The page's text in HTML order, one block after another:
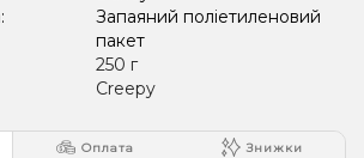
Запаяний поліетиленовий
пакет
250 г
Creepy
Оплата Знижки